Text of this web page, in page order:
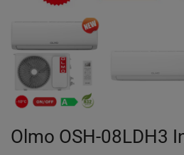
Olmo OSH-08LDH3